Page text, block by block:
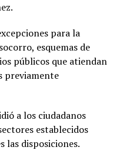
para la
esquemas de
públicos que atiendan
previamente
a los ciudadanos
establecidos
las disposiciones.